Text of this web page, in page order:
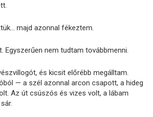
majd azonnal fékeztem.
Egyszerűen nem tudtam továbbmenni.
és kicsit előrébb megálltam.
— a szél azonnal arcon csapott, a hideg
Az út csúszós és vizes volt, a lábam